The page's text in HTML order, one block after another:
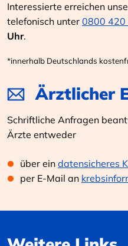
Interessierte erreichen
telefonisch unter 0800 420
Uhr.
*innerhalb Deutschlands
Ärztlicher
Schriftliche Anfragen
Ärzte entweder
über ein datensicheres
per E-Mail an